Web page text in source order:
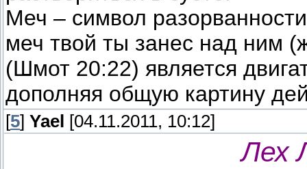
Меч – символ
меч твой ты занес над ним
(Шмот 20:22) является
дополняя общую картину
[5] Yael [04.11.2011, 10:12]
Лех